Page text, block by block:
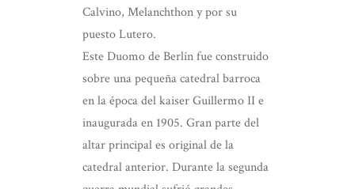
Calvino, Melanchthon y por su
puesto Lutero.
Este Duomo de Berlín fue construido
sobre una pequeña catedral barroca
en la época del kaiser Guillermo II e
inaugurada en 1905. Gran parte del
altar principal es original de la
catedral anterior. Durante la segunda